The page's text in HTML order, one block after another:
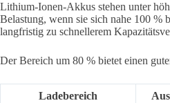
Lithium-Ionen-Akkus stehen unter
Belastung, wenn sie sich nahe 100 %
langfristig zu schnellerem
Der Bereich um 80 % bietet einen
Ladebereich